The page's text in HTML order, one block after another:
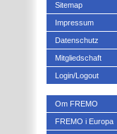
Sitemap
Impressum
Datenschutz
Mitgliedschaft
Login/Logout
Om FREMO
FREMO i Europa